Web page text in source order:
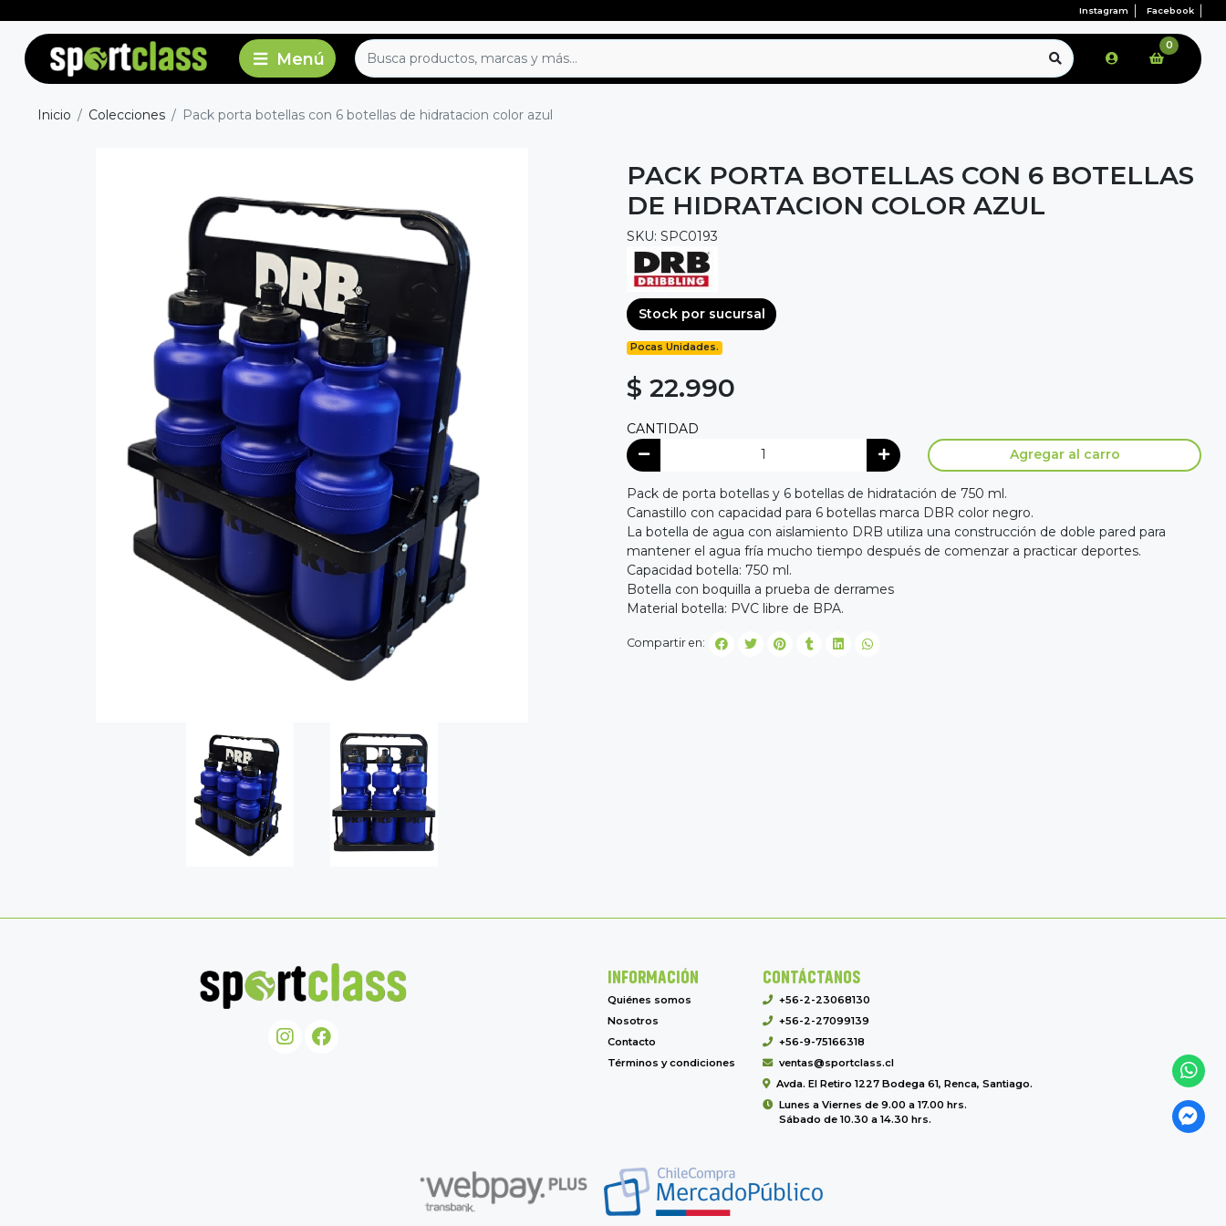
Instagram Facebook
0
Inicio Colecciones Pack porta botellas con 6 botellas de hidratacion color azul
PACK PORTA BOTELLAS CON 6 BOTELLAS
DE HIDRATACION COLOR AZUL
SKU: SPC0193
Stock por sucursal
Pocas Unidades.
$ 22.990
CANTIDAD
Agregar al carro
Pack de porta botellas y 6 botellas de hidratación de 750 ml.
Canastillo con capacidad para 6 botellas marca DBR color negro.
La botella de agua con aislamiento DRB utiliza una construcción de doble pared para
mantener el agua fría mucho tiempo después de comenzar a practicar deportes.
Capacidad botella: 750 ml.
Botella con boquilla a prueba de derrames
Material botella: PVC libre de BPA.
Compartir en:
INFORMACIÓN
Quiénes somos
Nosotros
Contacto
Términos y condiciones
CONTÁCTANOS
+56-2-23068130
+56-2-27099139
+56-9-75166318
ventas@sportclass.cl
Avda. El Retiro 1227 Bodega 61, Renca, Santiago.
Lunes a Viernes de 9.00 a 17.00 hrs.
Sábado de 10.30 a 14.30 hrs.